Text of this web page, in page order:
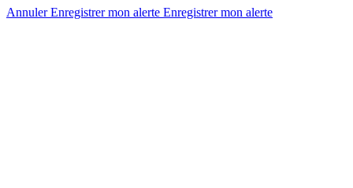
AnnulerEnregistrer mon alerte Enregistrermon alerte